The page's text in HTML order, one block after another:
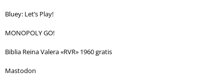
Bluey: Let’s Play!
MONOPOLY GO!
Biblia Reina Valera «RVR» 1960 gratis
Mastodon